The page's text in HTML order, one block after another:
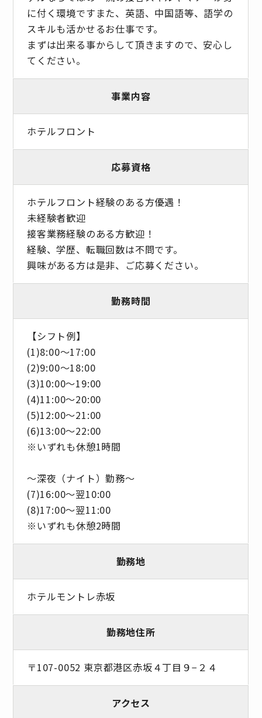
に付く環境ですまた、英語、中国語等、語学の
スキルも活かせるお仕事です。
まずは出来る事からして頂きますので、安心し
てください。
事業内容
ホテルフロント
応募資格
ホテルフロント経験のある方優遇！
未経験者歓迎
接客業務経験のある方歓迎！
経験、学歴、転職回数は不問です。
興味がある方は是非、ご応募ください。
勤務時間
【シフト例】
(1)8:00～17:00
(2)9:00～18:00
(3)10:00～19:00
(4)11:00～20:00
(5)12:00～21:00
(6)13:00～22:00
※いずれも休憩1時間
～深夜（ナイト）勤務～
(7)16:00～翌10:00
(8)17:00～翌11:00
※いずれも休憩2時間
勤務地
ホテルモントレ赤坂
勤務地住所
〒107-0052 東京都港区赤坂４丁目９−２４
アクセス